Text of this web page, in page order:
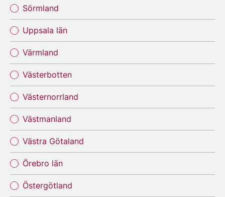
Sörmland
Uppsala län
Värmland
Västerbotten
Västernorrland
Västmanland
Västra Götaland
Örebro län
Östergötland